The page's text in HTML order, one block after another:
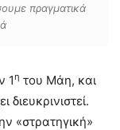
πραγματικά
1η του Μάη, και
διευκρινιστεί.
«στρατηγική»